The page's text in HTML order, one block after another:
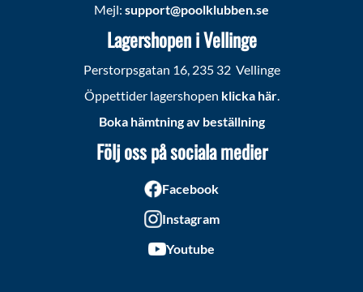
Mejl: support@poolklubben.se
Lagershopen i Vellinge
Perstorpsgatan 16, 235 32 Vellinge
Öppettider lagershopen klicka här.
Boka hämtning av beställning
Följ oss på sociala medier
Facebook
Instagram
Youtube